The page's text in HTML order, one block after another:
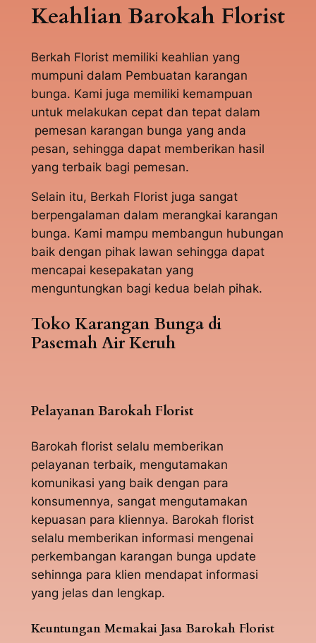
Keahlian Barokah Florist
Berkah Florist memiliki keahlian yang
mumpuni dalam Pembuatan karangan
bunga. Kami juga memiliki kemampuan
untuk melakukan cepat dan tepat dalam
pemesan karangan bunga yang anda
pesan, sehingga dapat memberikan hasil
yang terbaik bagi pemesan.
Selain itu, Berkah Florist juga sangat
berpengalaman dalam merangkai karangan
bunga. Kami mampu membangun hubungan
baik dengan pihak lawan sehingga dapat
mencapai kesepakatan yang
menguntungkan bagi kedua belah pihak.
Toko Karangan Bunga di
Pasemah Air Keruh
Pelayanan Barokah Florist
Barokah florist selalu memberikan
pelayanan terbaik, mengutamakan
komunikasi yang baik dengan para
konsumennya, sangat mengutamakan
kepuasan para kliennya. Barokah florist
selalu memberikan informasi mengenai
perkembangan karangan bunga update
sehinnga para klien mendapat informasi
yang jelas dan lengkap.
Keuntungan Memakai Jasa Barokah Florist